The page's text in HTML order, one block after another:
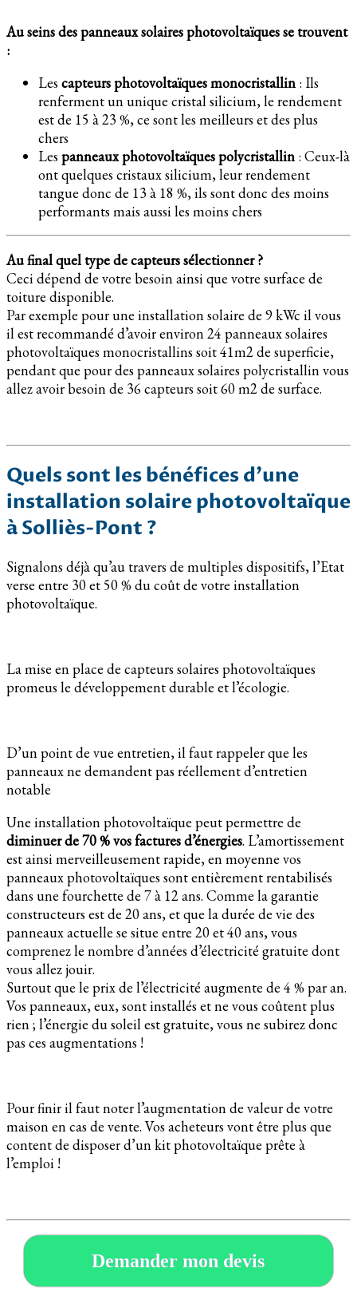
Au seins des panneaux solaires photovoltaïques se trouvent
:
Les capteurs photovoltaïques monocristallin : Ils
renferment un unique cristal silicium, le rendement
est de 15 à 23 %, ce sont les meilleurs et des plus
chers
Les panneaux photovoltaïques polycristallin : Ceux-là
ont quelques cristaux silicium, leur rendement
tangue donc de 13 à 18 %, ils sont donc des moins
performants mais aussi les moins chers
Au final quel type de capteurs sélectionner ?
Ceci dépend de votre besoin ainsi que votre surface de
toiture disponible.
Par exemple pour une installation solaire de 9 kWc il vous
il est recommandé d’avoir environ 24 panneaux solaires
photovoltaïques monocristallins soit 41m2 de superficie,
pendant que pour des panneaux solaires polycristallin vous
allez avoir besoin de 36 capteurs soit 60 m2 de surface.
Quels sont les bénéfices d’une
installation solaire photovoltaïque
à Solliès-Pont ?
Signalons déjà qu’au travers de multiples dispositifs, l’Etat
verse entre 30 et 50 % du coût de votre installation
photovoltaïque.
La mise en place de capteurs solaires photovoltaïques
promeus le développement durable et l’écologie.
D’un point de vue entretien, il faut rappeler que les
panneaux ne demandent pas réellement d’entretien
notable
Une installation photovoltaïque peut permettre de
diminuer de 70 % vos factures d’énergies. L’amortissement
est ainsi merveilleusement rapide, en moyenne vos
panneaux photovoltaïques sont entièrement rentabilisés
dans une fourchette de 7 à 12 ans. Comme la garantie
constructeurs est de 20 ans, et que la durée de vie des
panneaux actuelle se situe entre 20 et 40 ans, vous
comprenez le nombre d’années d’électricité gratuite dont
vous allez jouir.
Surtout que le prix de l’électricité augmente de 4 % par an.
Vos panneaux, eux, sont installés et ne vous coûtent plus
rien ; l’énergie du soleil est gratuite, vous ne subirez donc
pas ces augmentations !
Pour finir il faut noter l’augmentation de valeur de votre
maison en cas de vente. Vos acheteurs vont être plus que
content de disposer d’un kit photovoltaïque prête à
l’emploi !
Demander mon devis